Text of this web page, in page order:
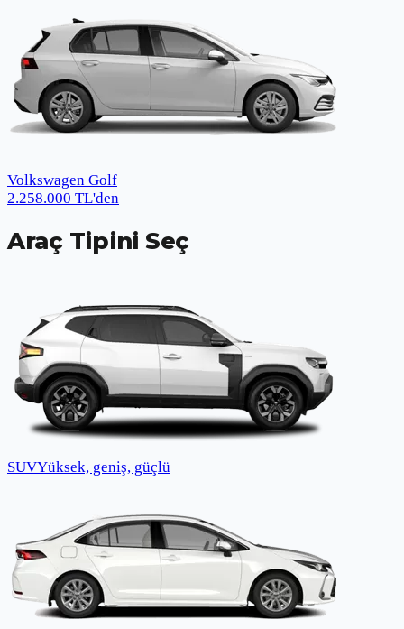
Volkswagen Golf
2.258.000 TL'den
Araç Tipini Seç
SUVYüksek, geniş, güçlü